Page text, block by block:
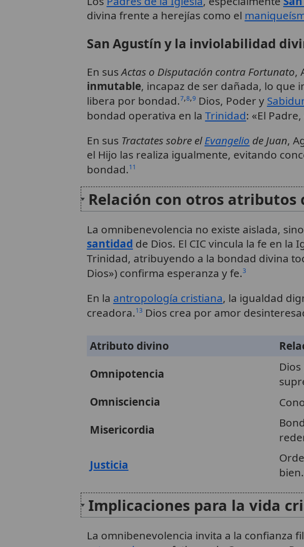
divina frente a herejías como el
San Agustín y la inviolabilidad
En susActas o Disputación contra Fortunato,
inmutable, incapaz de ser dañada, lo que
libera por bondad.7,8,9Dios, Poder y
bondad operativa en la Trinidad: «El
En sus Tractates sobre elEvangelio de Juan,
el Hijo las realiza igualmente, evitando
bondad.11
Relación con otros atributos
La omnibenevolencia no existe aislada,
santidad de Dios. El CIC vincula la fe en la
Trinidad, atribuyendo a la bondad divina
Dios») confirma esperanza y fe.3
En la antropología cristiana, la igualdad
creadora.13Dios crea por amor
Atributo divino
Omnipotencia
Omnisciencia
Misericordia
Justicia
bien.
Implicaciones para la vida
La omnibenevolencia invita a la confianza